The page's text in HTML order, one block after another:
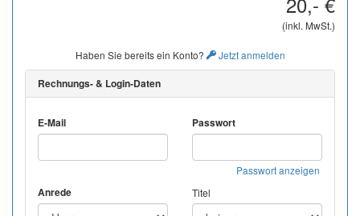
(inkl. MwSt.)
Haben Sie bereits ein Konto? Jetzt anmelden
Rechnungs- & Login-Daten
E-Mail Passwort
Passwort anzeigen
Anrede Titel